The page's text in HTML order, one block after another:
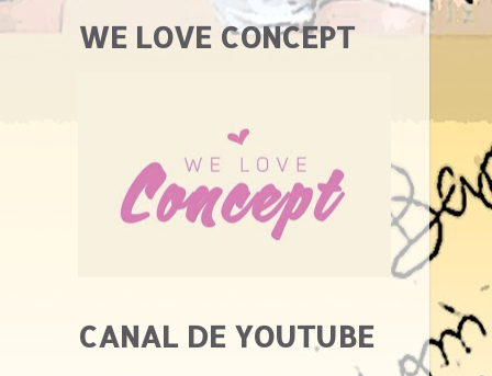
WE LOVE CONCEPT
CANAL DE YOUTUBE